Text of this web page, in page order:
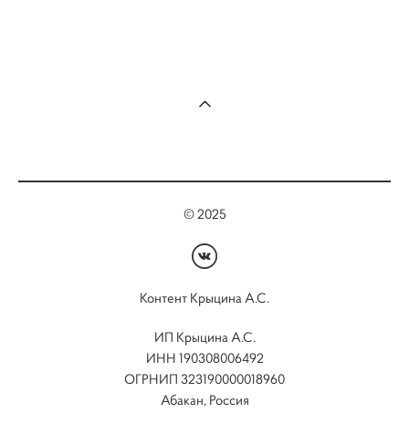
© 2025
Контент Крыцина А.С.
ИП Крыцина А.С.
ИНН 190308006492
ОГРНИП 323190000018960
Абакан, Россия